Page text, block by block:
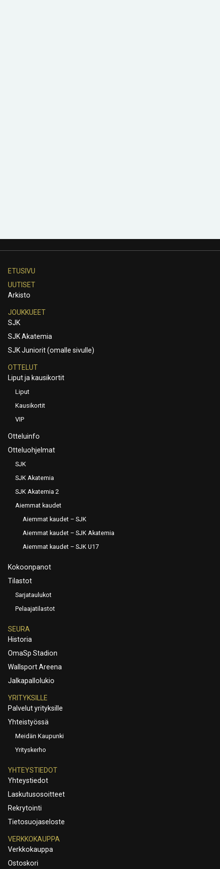
ETUSIVU
UUTISET
Arkisto
JOUKKUEET
SJK
SJK Akatemia
SJK Juniorit (omalle sivulle)
OTTELUT
Liput ja kausikortit
Liput
Kausikortit
VIP
Otteluinfo
Otteluohjelmat
SJK
SJK Akatemia
SJK Akatemia 2
Aiemmat kaudet
Aiemmat kaudet – SJK
Aiemmat kaudet – SJK Akatemia
Aiemmat kaudet – SJK U17
Kokoonpanot
Tilastot
Sarjataulukot
Pelaajatilastot
SEURA
Historia
OmaSp Stadion
Wallsport Areena
Jalkapallolukio
YRITYKSILLE
Palvelut yrityksille
Yhteistyössä
Meidän Kaupunki
Yrityskerho
YHTEYSTIEDOT
Yhteystiedot
Laskutusosoitteet
Rekrytointi
Tietosuojaseloste
VERKKOKAUPPA
Verkkokauppa
Ostoskori